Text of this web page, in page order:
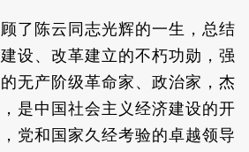
了陈云同志光辉的一生，总结
设、改革建立的不朽功勋，强
无产阶级革命家、政治家，杰
是中国社会主义经济建设的开
党和国家久经考验的卓越领导